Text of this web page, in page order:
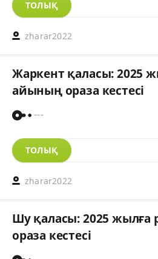
ТОЛЫҚ
zharar2022
Жаркент қаласы: 2025
айының ораза кестесі
---
ТОЛЫҚ
zharar2022
Шу қаласы: 2025
ораза кестесі